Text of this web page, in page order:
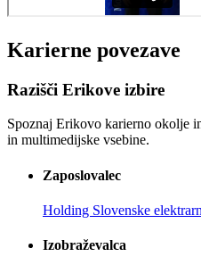
Karierne povezave
Razišči Erikove izbire
Spoznaj Erikovo karierno okolje
in multimedijske vsebine.
Zaposlovalec
Holding Slovenske
Izobraževalca